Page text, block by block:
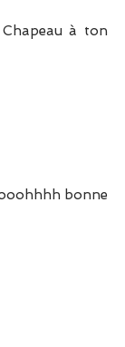
Chapeau à ton
bonne